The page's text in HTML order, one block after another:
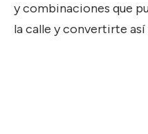
y combinaciones que
la calle y convertirte así